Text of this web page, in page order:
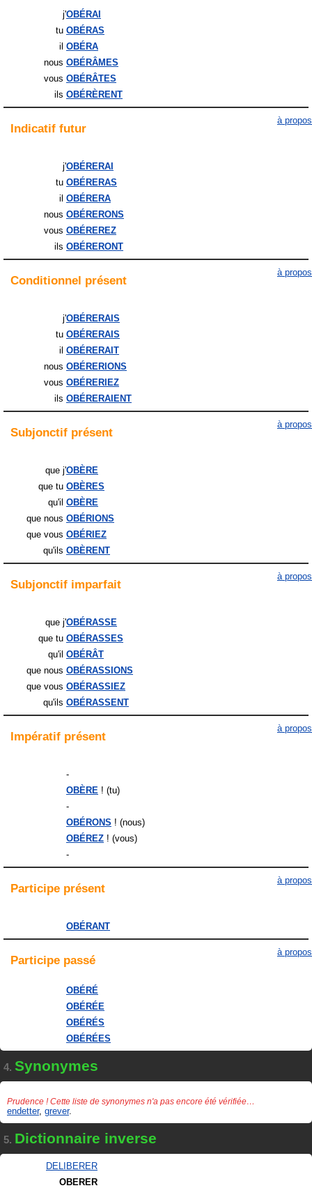
j'OBÉRAI
tu OBÉRAS
il OBÉRA
nous OBÉRÂMES
vous OBÉRÂTES
ils OBÉRÈRENT
Indicatif futur
à propos
j'OBÉRERAI
tu OBÉRERAS
il OBÉRERA
nous OBÉRERONS
vous OBÉREREZ
ils OBÉRERONT
Conditionnel présent
à propos
j'OBÉRERAIS
tu OBÉRERAIS
il OBÉRERAIT
nous OBÉRERIONS
vous OBÉRERIEZ
ils OBÉRERAIENT
Subjonctif présent
à propos
que j'OBÈRE
que tu OBÈRES
qu'il OBÈRE
que nous OBÉRIONS
que vous OBÉRIEZ
qu'ils OBÈRENT
Subjonctif imparfait
à propos
que j'OBÉRASSE
que tu OBÉRASSES
qu'il OBÉRÂT
que nous OBÉRASSIONS
que vous OBÉRASSIEZ
qu'ils OBÉRASSENT
Impératif présent
à propos
-
OBÈRE ! (tu)
-
OBÉRONS ! (nous)
OBÉREZ ! (vous)
-
Participe présent
à propos
OBÉRANT
Participe passé
à propos
OBÉRÉ
OBÉRÉE
OBÉRÉS
OBÉRÉES
4. Synonymes
Prudence ! Cette liste de synonymes n'a pas encore été vérifiée…
endetter, grever.
5. Dictionnaire inverse
DELIBERER
OBERER